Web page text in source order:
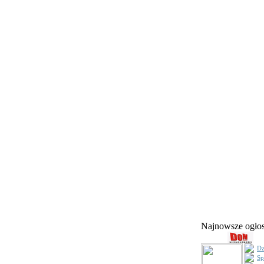
Najnowsze